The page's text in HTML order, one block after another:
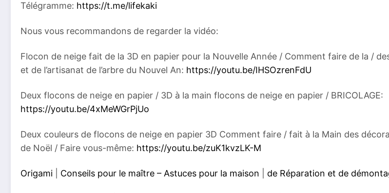
Télégramme: https://t.me/lifekaki
Nous vous recommandons de regarder la vidéo:
Flocon de neige fait de la 3D en papier pour la Nouvelle Année / Comment faire de la /
et de l’artisanat de l’arbre du Nouvel An: https://youtu.be/IHSOzrenFdU
Deux flocons de neige en papier / 3D à la main flocons de neige en papier / BRICOLAGE:
https://youtu.be/4xMeWGrPjUo
Deux couleurs de flocons de neige en papier 3D Comment faire / fait à la Main des
de Noël / Faire vous-même: https://youtu.be/zuK1kvzLK-M
Origami Conseils pour le maître – Astuces pour la maison de Réparation et de